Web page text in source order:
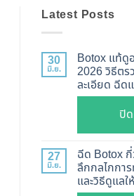
Latest Posts
30
มิ.ย.
Botox แท้ดู
2026 วิธีต
ละเอียด ฉีด
ปิ
27
มิ.ย.
ฉีด Botox กี่
ลึกกลไกกา
และวิธีดูแล